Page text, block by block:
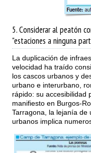
5. Considerar al peatón
"estaciones a ninguna
La duplicación de
velocidad ha traído
los cascos urbanos y
urbano e interurbano,
rápido: su accesibilidad
manifiesto en Burgos-
Tarragona, la lejanía de
urbanos implica